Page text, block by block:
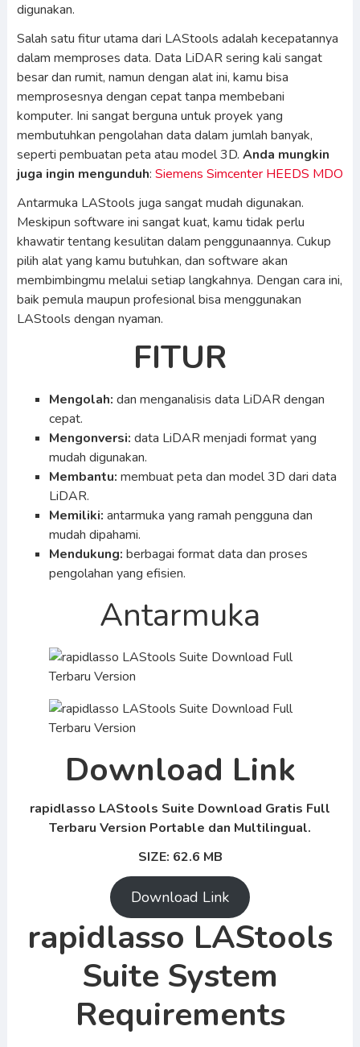
digunakan.
Salah satu fitur utama dari LAStools adalah kecepatannya
dalam memproses data. Data LiDAR sering kali sangat
besar dan rumit, namun dengan alat ini, kamu bisa
memprosesnya dengan cepat tanpa membebani
komputer. Ini sangat berguna untuk proyek yang
membutuhkan pengolahan data dalam jumlah banyak,
seperti pembuatan peta atau model 3D. Anda mungkin
juga ingin mengunduh: Siemens Simcenter HEEDS MDO
Antarmuka LAStools juga sangat mudah digunakan.
Meskipun software ini sangat kuat, kamu tidak perlu
khawatir tentang kesulitan dalam penggunaannya. Cukup
pilih alat yang kamu butuhkan, dan software akan
membimbingmu melalui setiap langkahnya. Dengan cara ini,
baik pemula maupun profesional bisa menggunakan
LAStools dengan nyaman.
FITUR
Mengolah: dan menganalisis data LiDAR dengan
cepat.
Mengonversi: data LiDAR menjadi format yang
mudah digunakan.
Membantu: membuat peta dan model 3D dari data
LiDAR.
Memiliki: antarmuka yang ramah pengguna dan
mudah dipahami.
Mendukung: berbagai format data dan proses
pengolahan yang efisien.
Antarmuka
Download Link
rapidlasso LAStools Suite Download Gratis Full
Terbaru Version Portable dan Multilingual.
SIZE: 62.6 MB
Download Link
rapidlasso LAStools
Suite System
Requirements